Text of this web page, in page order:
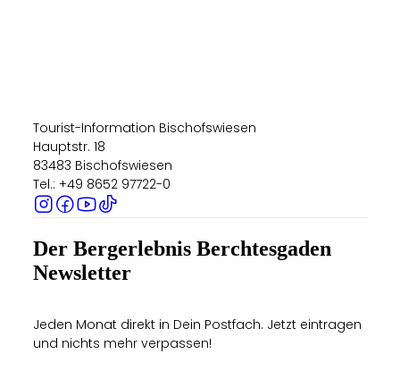
Tourist-Information Bischofswiesen
Hauptstr. 18
83483 Bischofswiesen
Tel.: +49 8652 97722-0
Der Bergerlebnis Berchtesgaden
Newsletter
Jeden Monat direkt in Dein Postfach. Jetzt eintragen
und nichts mehr verpassen!